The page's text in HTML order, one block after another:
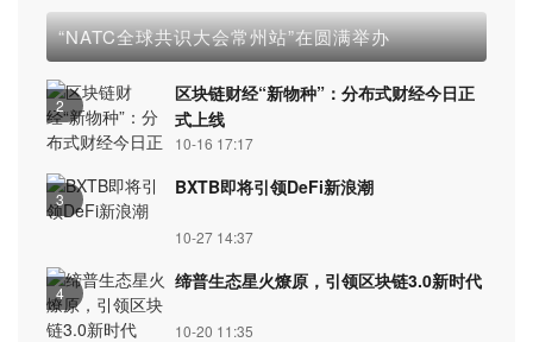
“NATC全球共识大会常州站”在圆满举办
2
区块链财经“新物种”：分布式财经今日正
式上线
10-16 17:17
3
BXTB即将引领DeFi新浪潮
10-27 14:37
4
缔普生态星火燎原，引领区块链3.0新时代
10-20 11:35